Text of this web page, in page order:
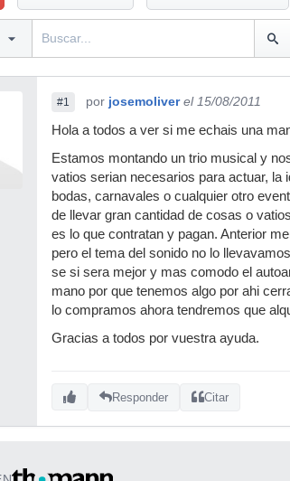
#1 por josemoliver el 15/08/2011
Hola a todos a ver si me echais una
Estamos montando un trio musical y
vatios serian necesarios para actuar, la
bodas, carnavales o cualquier otro
de llevar gran cantidad de cosas o
es lo que contratan y pagan. Anterior
pero el tema del sonido no lo
se si sera mejor y mas comodo el
mano por que tenemos algo por ahi
lo compramos ahora tendremos que
Gracias a todos por vuestra ayuda.
Responder Citar